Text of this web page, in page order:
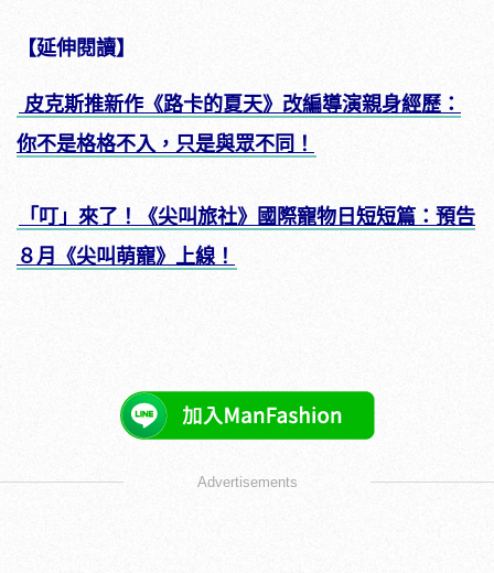
【延伸閱讀】
皮克斯推新作《路卡的夏天》改編導演親身經歷：
你不是格格不入，只是與眾不同！
「叮」來了！《尖叫旅社》國際寵物日短短篇：預告
８月《尖叫萌寵》上線！
Advertisements